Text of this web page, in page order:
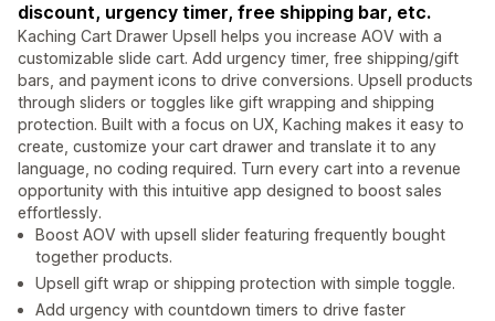
discount, urgency timer, free shipping bar, etc.
Kaching Cart Drawer Upsell helps you increase AOV with a
customizable slide cart. Add urgency timer, free shipping/gift
bars, and payment icons to drive conversions. Upsell products
through sliders or toggles like gift wrapping and shipping
protection. Built with a focus on UX, Kaching makes it easy to
create, customize your cart drawer and translate it to any
language, no coding required. Turn every cart into a revenue
opportunity with this intuitive app designed to boost sales
effortlessly.
Boost AOV with upsell slider featuring frequently bought
together products.
Upsell gift wrap or shipping protection with simple toggle.
Add urgency with countdown timers to drive faster